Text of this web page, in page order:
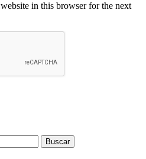
in this browser for the next